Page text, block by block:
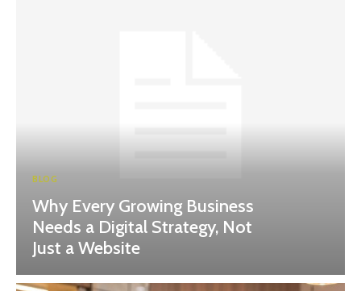
BLOG
Why Every Growing Business
Needs a Digital Strategy, Not
Just a Website